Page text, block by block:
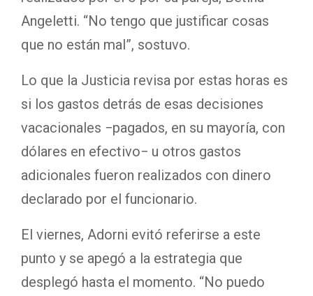
Angeletti. “No tengo que justificar cosas
que no están mal”, sostuvo.
Lo que la Justicia revisa por estas horas es
si los gastos detrás de esas decisiones
vacacionales −pagados, en su mayoría, con
dólares en efectivo− u otros gastos
adicionales fueron realizados con dinero
declarado por el funcionario.
El viernes, Adorni evitó referirse a este
punto y se apegó a la estrategia que
desplegó hasta el momento. “No puedo